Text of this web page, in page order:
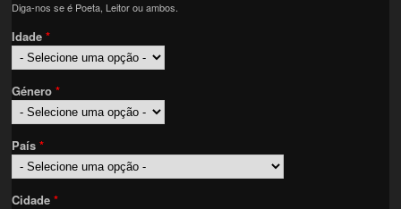
Diga-nos se é Poeta, Leitor ou ambos.
Idade*
Género*
País*
Cidade*